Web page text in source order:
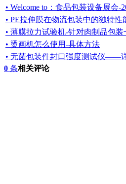
• Welcome to：食品包装设备展会-
• PE拉伸膜在物流包装中的独特性
• 薄膜拉力试验机-针对肉制品包
• 烫画机怎么使用-具体方法
• 无菌包装件封口强度测试仪——
0 条相关评论